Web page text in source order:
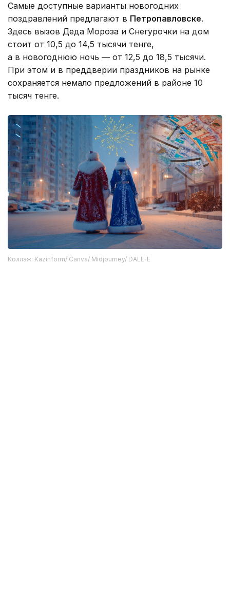
Самые доступные варианты новогодних
поздравлений предлагают в Петропавловске.
Здесь вызов Деда Мороза и Снегурочки на дом
стоит от 10,5 до 14,5 тысячи тенге,
а в новогоднюю ночь — от 12,5 до 18,5 тысячи.
При этом и в преддверии праздников на рынке
сохраняется немало предложений в районе 10
тысяч тенге.
Коллаж: Kazinform/ Canva/ Midjourney/ DALL-E